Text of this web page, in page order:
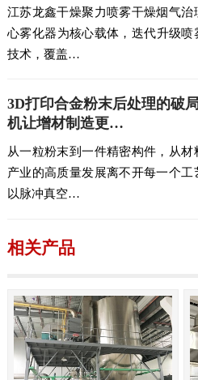
江苏龙鑫干燥聚力喷雾干燥烟气
心雾化器为核心载体，迭代升级
技术，覆盖…
3D打印合金粉末后处理的破
机让增材制造更…
从一粒粉末到一件精密构件，从
产业的高质量发展离不开每一个
以脉冲真空…
相关产品